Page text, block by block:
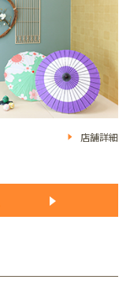
店舗詳細